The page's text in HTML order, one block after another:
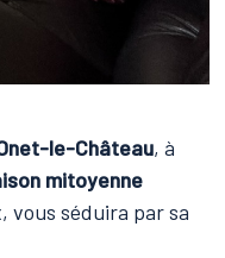
le-Château, à
mitoyenne
vous séduira par sa